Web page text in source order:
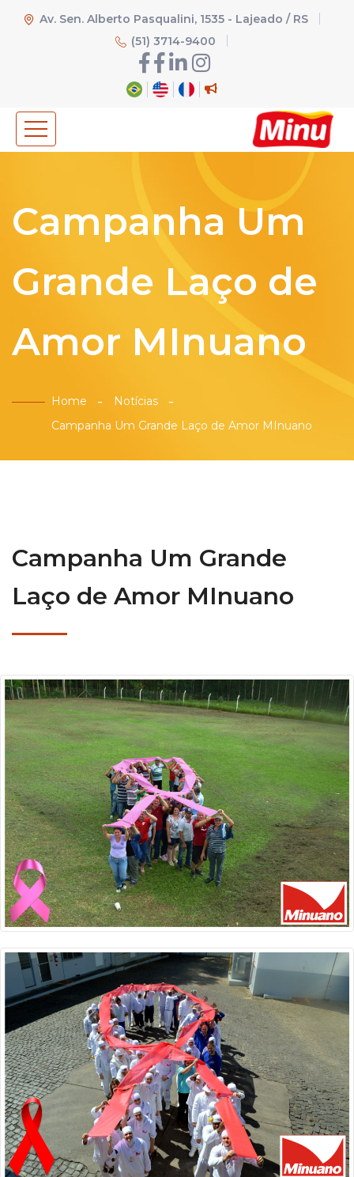
Av. Sen. Alberto Pasqualini, 1535 - Lajeado / RS
(51) 3714-9400
Campanha Um
Grande Laço de
Amor MInuano
Home
Notícias
Campanha Um Grande Laço de Amor MInuano
Campanha Um Grande
Laço de Amor MInuano